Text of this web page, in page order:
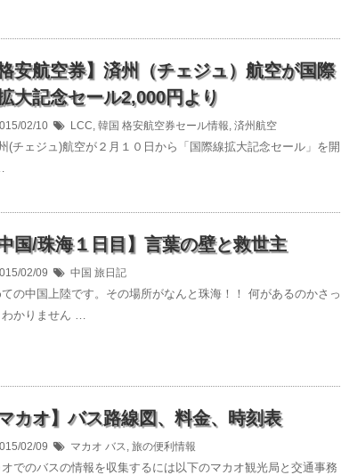
格安航空券】済州（チェジュ）航空が国際
大記念セール2,000円より
02/10 LCC, 韓国 格安航空券セール情報, 済州航空
(チェジュ)航空が２月１０日から「国際線拡大記念セール」を開
中国/珠海１日目】言葉の壁と救世主
02/09 中国 旅日記
の中国上陸です。その場所がなんと珠海！！ 何があるのかさっ
わかりません …
マカオ】バス路線図、料金、時刻表
02/09 マカオ バス, 旅の便利情報
オでのバスの情報を収集するには以下のマカオ観光局と交通事務